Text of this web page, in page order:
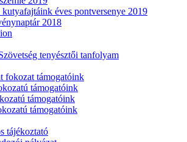
éves pontversenye 2019
2018
tenyésztői tanfolyam
fokozat támogatóink
támogatóink
támogatóink
támogatóink
tájékoztató